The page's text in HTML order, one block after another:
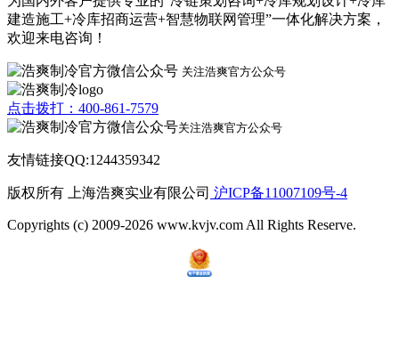
建造施工+冷库招商运营+智慧物联网管理”一体化解决方案，
欢迎来电咨询！
关注浩爽官方公众号
点击拨打：400-861-7579
关注浩爽官方公众号
友情链接QQ:1244359342
版权所有 上海浩爽实业有限公司 沪ICP备11007109号-4
Copyrights (c) 2009-2026 www.kvjv.com All Rights Reserve.